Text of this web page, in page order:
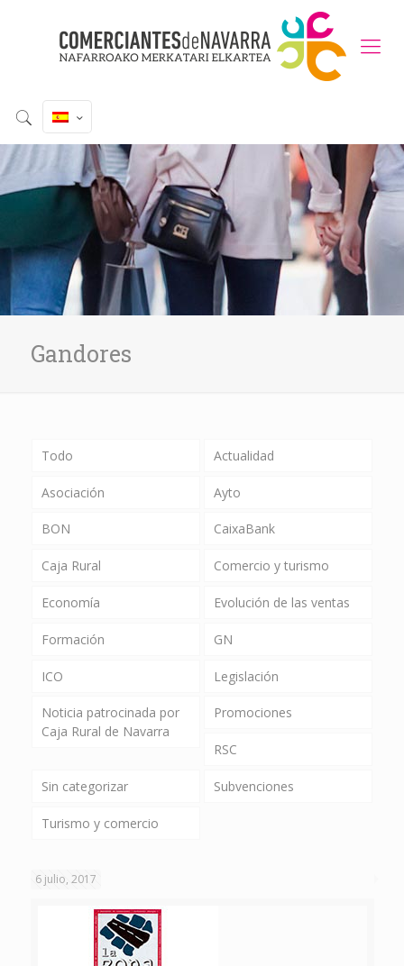
Gandores
Todo Actualidad
Asociación Ayto
BON CaixaBank
Caja Rural Comercio y turismo
Economía Evolución de las ventas
Formación GN
ICO Legislación
Noticia patrocinada por
Caja Rural de Navarra
Promociones
RSC
Sin categorizar Subvenciones
Turismo y comercio
6 julio, 2017